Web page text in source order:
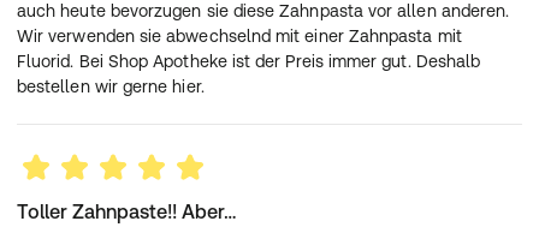
auch heute bevorzugen sie diese Zahnpasta vor allen anderen.
Wir verwenden sie abwechselnd mit einer Zahnpasta mit
Fluorid. Bei Shop Apotheke ist der Preis immer gut. Deshalb
bestellen wir gerne hier.
Toller Zahnpaste!! Aber…